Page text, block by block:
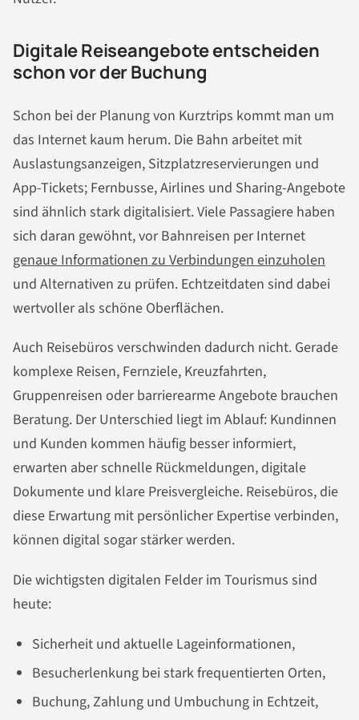
Digitale Reiseangebote entscheiden
schon vor der Buchung
Schon bei der Planung von Kurztrips kommt man um
das Internet kaum herum. Die Bahn arbeitet mit
Auslastungsanzeigen, Sitzplatzreservierungen und
App-Tickets; Fernbusse, Airlines und Sharing-Angebote
sind ähnlich stark digitalisiert. Viele Passagiere haben
sich daran gewöhnt, vor Bahnreisen per Internet
genaue Informationen zu Verbindungen einzuholen
und Alternativen zu prüfen. Echtzeitdaten sind dabei
wertvoller als schöne Oberflächen.
Auch Reisebüros verschwinden dadurch nicht. Gerade
komplexe Reisen, Fernziele, Kreuzfahrten,
Gruppenreisen oder barrierearme Angebote brauchen
Beratung. Der Unterschied liegt im Ablauf: Kundinnen
und Kunden kommen häufig besser informiert,
erwarten aber schnelle Rückmeldungen, digitale
Dokumente und klare Preisvergleiche. Reisebüros, die
diese Erwartung mit persönlicher Expertise verbinden,
können digital sogar stärker werden.
Die wichtigsten digitalen Felder im Tourismus sind
heute:
Sicherheit und aktuelle Lageinformationen,
Besucherlenkung bei stark frequentierten Orten,
Buchung, Zahlung und Umbuchung in Echtzeit,